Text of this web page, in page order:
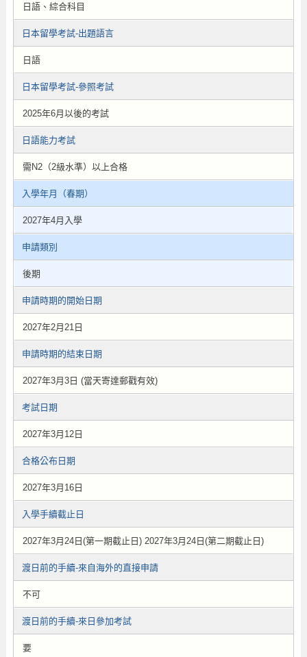
日語、綜合科目
日本留學考試-出題語言
日語
日本留學考試-參照考試
2025年6月以後的考試
日語能力考試
需N2（2級水準）以上合格
入學年月（春期）
2027年4月入學
申請類別
後期
申請時期的開始日期
2027年2月21日
申請時期的結束日期
2027年3月3日 (當天寄達郵戳有效)
考試日期
2027年3月12日
合格公布日期
2027年3月16日
入學手續截止日
2027年3月24日(第一期截止日) 2027年3月24日(第二期截止日)
渡日前的手續-來自海外的直接申請
不可
渡日前的手續-來日參加考試
要